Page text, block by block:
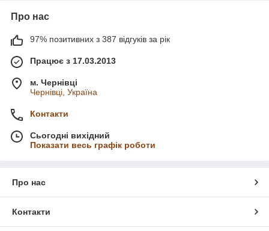
Про нас
97% позитивних з 387 відгуків за рік
Працює з 17.03.2013
м. Чернівці
Чернівці, Україна
Контакти
Сьогодні вихідний
Показати весь графік роботи
Про нас
Контакти